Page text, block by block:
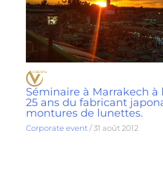
Séminaire à Marrakech à
25 ans du fabricant
montures de lunettes.
Corporate event /31 août 2012